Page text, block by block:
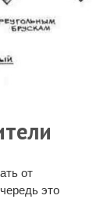
от
это